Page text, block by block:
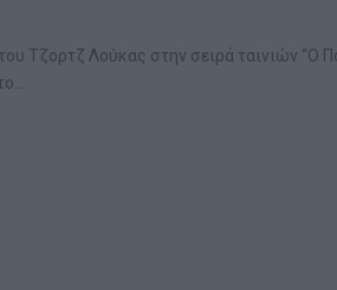
Τζορτζ Λούκας στην σειρά ταινιών “Ο